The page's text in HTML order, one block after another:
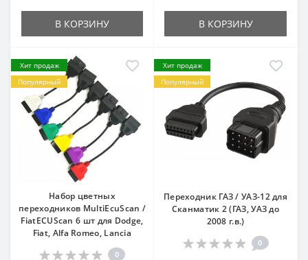
В КОРЗИНУ В КОРЗИНУ
Хит продаж
Популярный
Набор цветных
переходников MultiEcuScan /
FiatECUScan 6 шт для Dodge,
Fiat, Alfa Romeo, Lancia
0
Хит продаж
Популярный
Переходник ГАЗ / УАЗ-12 для
Сканматик 2 (ГАЗ, УАЗ до
2008 г.в.)
0